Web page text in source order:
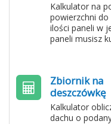
Kalkulator na
powierzchni do
ilości paneli w
paneli musisz
Zbiornik na
deszczówkę
Kalkulator
dachu o